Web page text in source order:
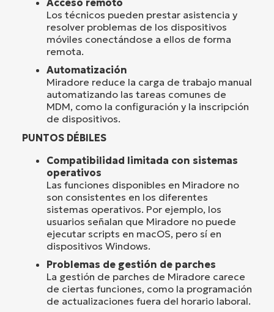
Los técnicos pueden prestar asistencia y
resolver problemas de los dispositivos
móviles conectándose a ellos de forma
remota.
Automatización
Miradore reduce la carga de trabajo manual
automatizando las tareas comunes de
MDM, como la configuración y la inscripción
de dispositivos.
PUNTOS DÉBILES
Compatibilidad limitada con sistemas
operativos
Las funciones disponibles en Miradore no
son consistentes en los diferentes
sistemas operativos. Por ejemplo, los
usuarios señalan que Miradore no puede
ejecutar scripts en macOS, pero sí en
dispositivos Windows.
Problemas de gestión de parches
La gestión de parches de Miradore carece
de ciertas funciones, como la programación
de actualizaciones fuera del horario laboral.